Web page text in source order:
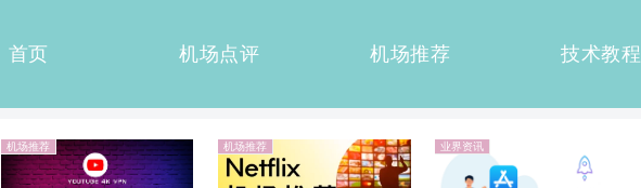
首页 机场点评 机场推荐 技术教程
机场推荐 机场推荐 业界资讯